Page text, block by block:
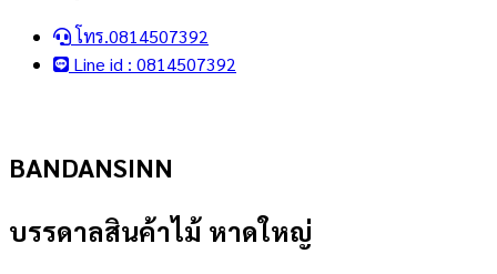
โทร.0814507392
Line id : 0814507392
BANDANSINN
บรรดาลสินค้าไม้ หาดใหญ่